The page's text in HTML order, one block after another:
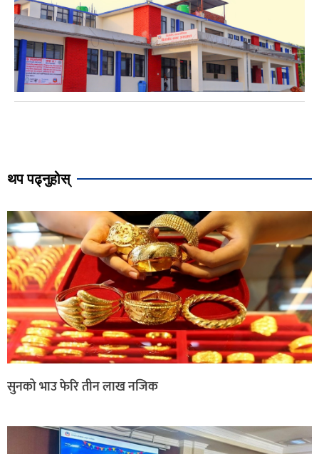
थप पढ्नुहोस्
सुनको भाउ फेरि तीन लाख नजिक